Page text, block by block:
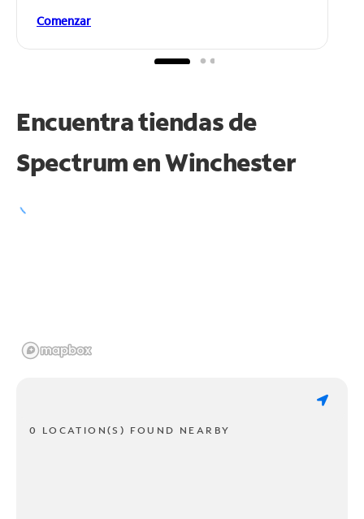
Comenzar
Encuentra tiendas de
Spectrum enWinchester
0 LOCATION(S) FOUND NEARBY